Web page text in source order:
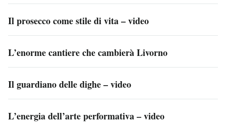
Il prosecco come stile di vita – video
L’enorme cantiere che cambierà Livorno
Il guardiano delle dighe – video
L’energia dell’arte performativa – video